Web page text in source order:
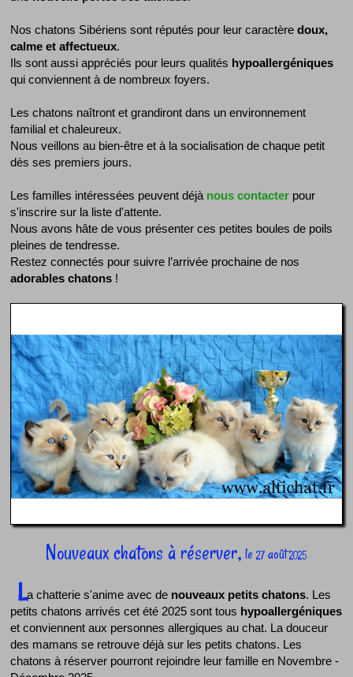
Nos chatons Sibériens sont réputés pour leur caractèredoux,
calme et affectueux.
Ils sont aussi appréciés pour leurs qualités hypoallergéniques
qui conviennent à de nombreux foyers.
Les chatons naîtront et grandiront dans un environnement
familial et chaleureux.
Nous veillons au bien-être et à la socialisation de chaque petit
dès ses premiers jours.
Les familles intéressées peuvent déjà nous contacter pour
s'inscrire sur la liste d'attente.
Nous avons hâte de vous présenter ces petites boules de poils
pleines de tendresse.
Restez connectés pour suivre l’arrivée prochaine de nos
adorables chatons !
Nouveaux chatons à réserver, le27 août2025
La chatterie s'anime avec de nouveaux petits chatons. Les
petits chatons arrivés cet été 2025 sont tous hypoallergéniques
et conviennent aux personnes allergiques au chat. La douceur
des mamans se retrouve déjà sur les petits chatons. Les
chatons à réserver pourront rejoindre leur famille en Novembre -